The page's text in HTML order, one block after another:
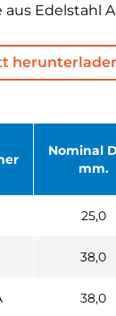
aus Edelstahl
Nominal
mm.
25,0
38,0
38,0